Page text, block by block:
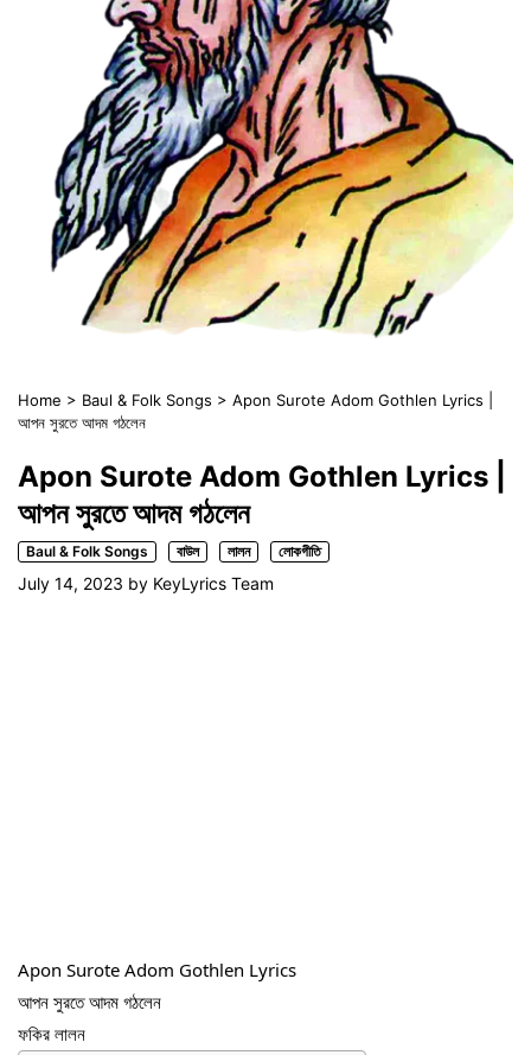
Home > Baul & Folk Songs > Apon Surote Adom Gothlen Lyrics |
আপন সুরতে আদম গঠলেন
Apon Surote Adom Gothlen Lyrics |
আপন সুরতে আদম গঠলেন
Baul & Folk Songs বাউল লালন লোকগীতি
July 14, 2023 by KeyLyrics Team
Apon Surote Adom Gothlen Lyrics
আপন সুরতে আদম গঠলেন
ফকির লালন